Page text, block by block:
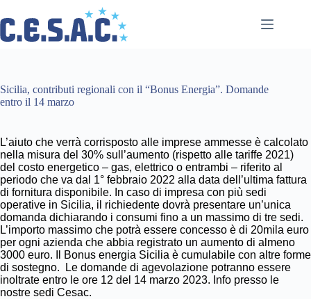
al
contenuto
Sicilia, contributi regionali con il “Bonus Energia”. Domande
entro il 14 marzo
L’aiuto che verrà corrisposto alle imprese ammesse è calcolato
nella misura del 30% sull’aumento (rispetto alle tariffe 2021)
del costo energetico – gas, elettrico o entrambi – riferito al
periodo che va dal 1° febbraio 2022 alla data dell’ultima fattura
di fornitura disponibile. In caso di impresa con più sedi
operative in Sicilia, il richiedente dovrà presentare un’unica
domanda dichiarando i consumi fino a un massimo di tre sedi.
L’importo massimo che potrà essere concesso è di 20mila euro
per ogni azienda che abbia registrato un aumento di almeno
3000 euro. Il Bonus energia Sicilia è cumulabile con altre forme
di sostegno. Le domande di agevolazione potranno essere
inoltrate entro le ore 12 del 14 marzo 2023. Info presso le
nostre sedi Cesac.